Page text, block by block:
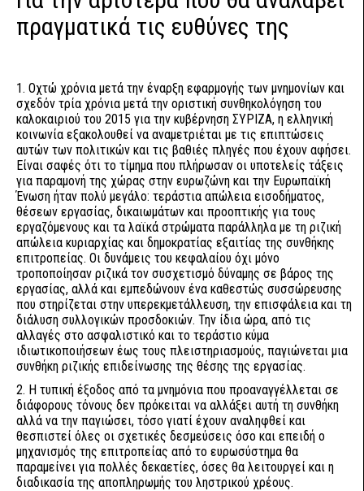
πραγματικά τις ευθύνες της
1. Οχτώ χρόνια μετά την έναρξη εφαρμογής των μνημονίων και
σχεδόν τρία χρόνια μετά την οριστική συνθηκολόγηση του
καλοκαιριού του 2015 για την κυβέρνηση ΣΥΡΙΖΑ, η ελληνική
κοινωνία εξακολουθεί να αναμετριέται με τις επιπτώσεις
αυτών των πολιτικών και τις βαθιές πληγές που έχουν αφήσει.
Είναι σαφές ότι το τίμημα που πλήρωσαν οι υποτελείς τάξεις
για παραμονή της χώρας στην ευρωζώνη και την Ευρωπαϊκή
Ένωση ήταν πολύ μεγάλο: τεράστια απώλεια εισοδήματος,
θέσεων εργασίας, δικαιωμάτων και προοπτικής για τους
εργαζόμενους και τα λαϊκά στρώματα παράλληλα με τη ριζική
απώλεια κυριαρχίας και δημοκρατίας εξαιτίας της συνθήκης
επιτροπείας. Οι δυνάμεις του κεφαλαίου όχι μόνο
τροποποίησαν ριζικά τον συσχετισμό δύναμης σε βάρος της
εργασίας, αλλά και εμπεδώνουν ένα καθεστώς συσσώρευσης
που στηρίζεται στην υπερεκμετάλλευση, την επισφάλεια και τη
διάλυση συλλογικών προσδοκιών. Την ίδια ώρα, από τις
αλλαγές στο ασφαλιστικό και το τεράστιο κύμα
ιδιωτικοποιήσεων έως τους πλειστηριασμούς, παγιώνεται μια
συνθήκη ριζικής επιδείνωσης της θέσης της εργασίας.
2. Η τυπική έξοδος από τα μνημόνια που προαναγγέλλεται σε
διάφορους τόνους δεν πρόκειται να αλλάξει αυτή τη συνθήκη
αλλά να την παγιώσει, τόσο γιατί έχουν αναληφθεί και
θεσπιστεί όλες οι σχετικές δεσμεύσεις όσο και επειδή ο
μηχανισμός της επιτροπείας από το ευρωσύστημα θα
παραμείνει για πολλές δεκαετίες, όσες θα λειτουργεί και η
διαδικασία της αποπληρωμής του ληστρικού χρέους.